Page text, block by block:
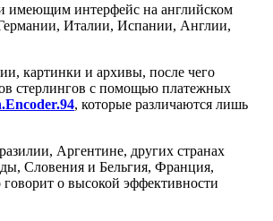
имеющим интерфейс на английском
Германии, Италии, Испании, Англии,
картинки и архивы, после чего
стерлингов с помощью платежных
, которые различаются лишь
Аргентине, других странах
Словения и Бельгия, Франция,
о высокой эффективности